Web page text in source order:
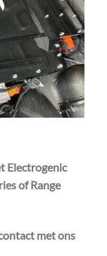
Electrogenic
of Range
met ons